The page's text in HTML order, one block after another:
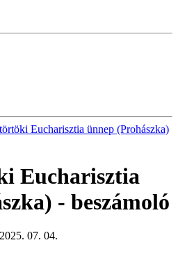
Eucharisztia ünnep (Prohászka)
Eucharisztia
- beszámoló
07. 04.